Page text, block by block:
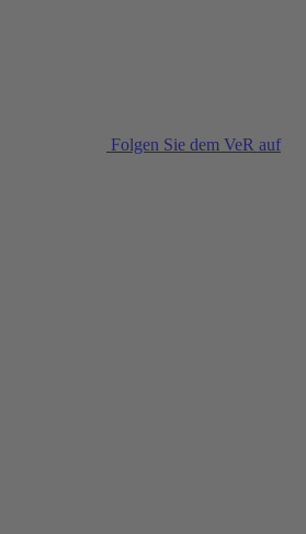
Folgen Sie dem VeR auf